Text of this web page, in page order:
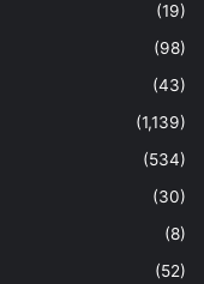
(19)
(98)
(43)
(1,139)
(534)
(30)
(8)
(52)